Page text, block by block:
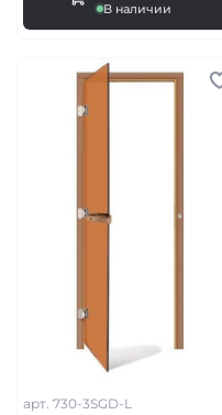
В наличии
арт. 730-3SGD-L